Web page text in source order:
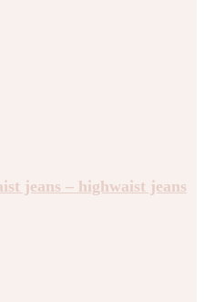
jeans – highwaist jeans